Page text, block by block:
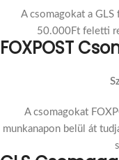
A csomagokat a
50.000Ft feletti
FOXPOST
A csomagokat
munkanapon belül át